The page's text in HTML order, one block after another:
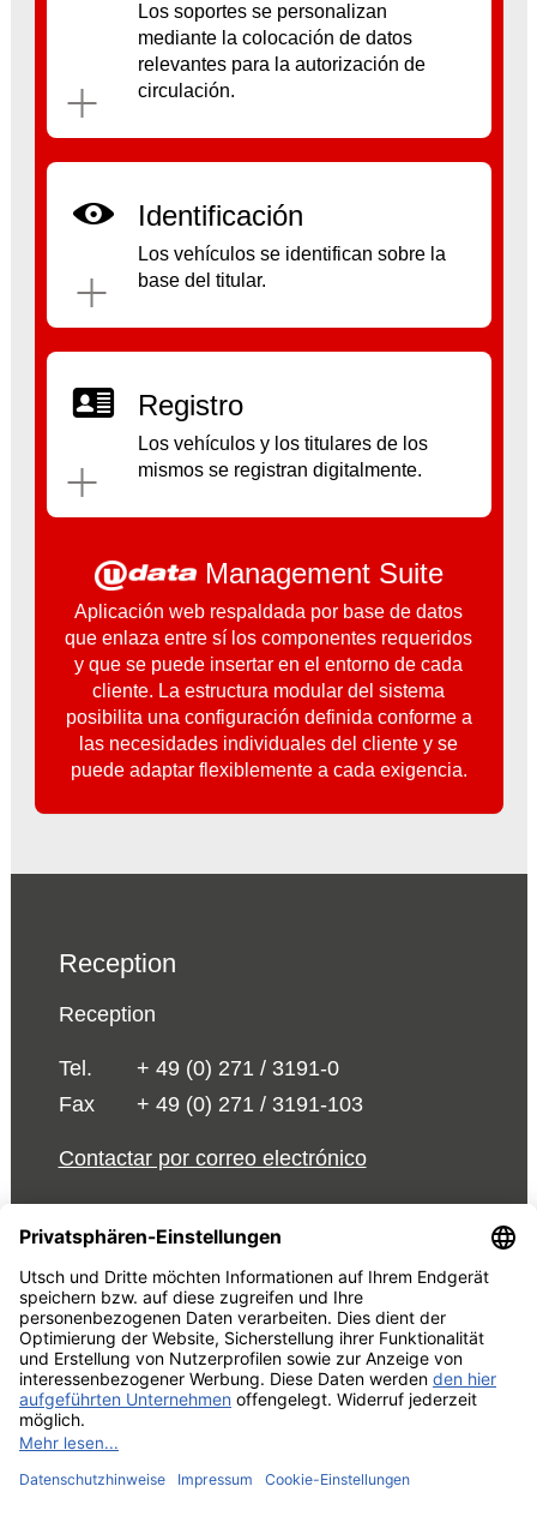
Los soportes se personalizan
mediante la colocación de datos
relevantes para la autorización de
circulación.
Identificación
Los vehículos se identifican sobre la
base del titular.
Registro
Los vehículos y los titulares de los
mismos se registran digitalmente.
Management Suite
Aplicación web respaldada por base de datos
que enlaza entre sí los componentes requeridos
y que se puede insertar en el entorno de cada
cliente. La estructura modular del sistema
posibilita una configuración definida conforme a
las necesidades individuales del cliente y se
puede adaptar flexiblemente a cada exigencia.
Reception
Reception
Tel.
+ 49 (0) 271 / 3191-0
Fax
+ 49 (0) 271 / 3191-103
Contactar por correo electrónico
© 2026 UTSCH
Términos y Condiciones Aviso Legal
Declaración de
protección de datos
Editar la configuración de cookies